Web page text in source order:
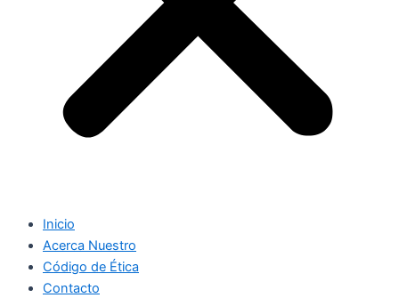
Inicio
Acerca Nuestro
Código de Ética
Contacto